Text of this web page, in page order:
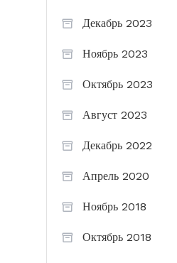
Декабрь 2023
Ноябрь 2023
Октябрь 2023
Август 2023
Декабрь 2022
Апрель 2020
Ноябрь 2018
Октябрь 2018